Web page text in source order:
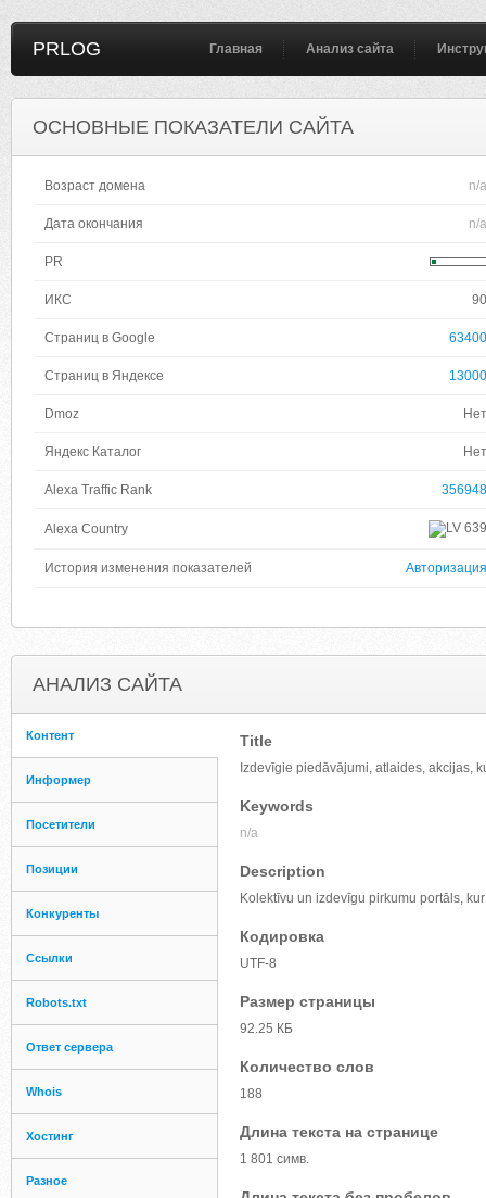
PRLOG Главная Анализ сайта
ОСНОВНЫЕ ПОКАЗАТЕЛИ САЙТА
Возраст домена n/a
Дата окончания n/a
PR
ИКС 90
Страниц в Google 63400
Страниц в Яндексе 13000
Dmoz Нет
Яндекс Каталог Нет
Alexa Traffic Rank 356948
Alexa Country 639
История изменения показателей Авторизация
АНАЛИЗ САЙТА
Контент
Информер
Посетители
Позиции
Конкуренты
Ссылки
Robots.txt
Ответ сервера
Whois
Хостинг
Разное
Title
Izdevīgie piedāvājumi, atlaides, akcijas,
Keywords
n/a
Description
Kolektīvu un izdevīgu pirkumu portāls,
Кодировка
UTF-8
Размер страницы
92.25 КБ
Количество слов
188
Длина текста на странице
1 801 симв.